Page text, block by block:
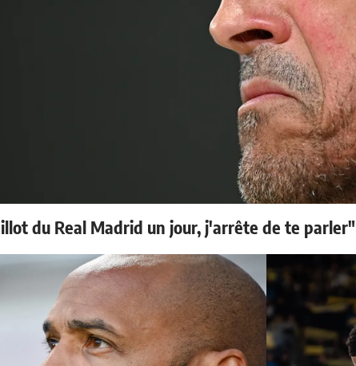
du Real Madrid un jour, j'arrête de te parler"